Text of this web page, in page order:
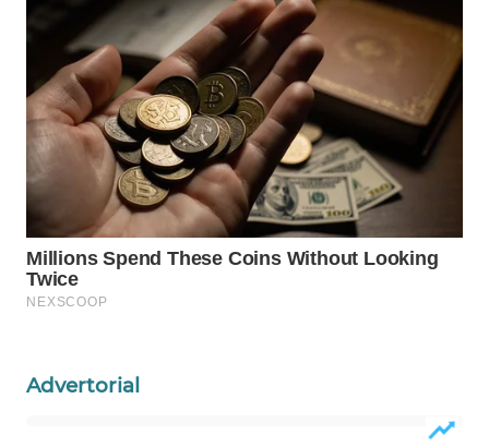
Advertorial
WAHANA
INFRASTRUKTUR
WAHANA
KONSUMEN
WAHANA
LISTRIK
WAHANA
WAHANA